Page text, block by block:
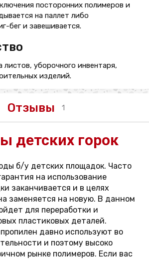
посторонних полимеров и
на паллет либо
бег и завешивается.
листов, уборочного инвентаря,
изделий.
Отзывы 1
детских горок
б/у детских площадок. Часто
на использование
заканчивается и в целях
заменяется на новую. В данном
для переработки и
пластиковых деталей.
давно используют во
и поэтому высоко
рынке полимеров. Если вас